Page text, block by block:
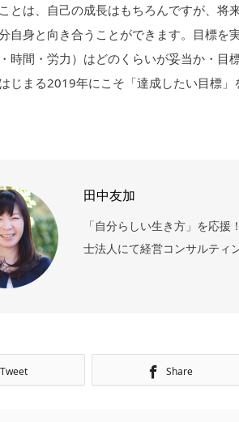
とは、自己の成長はもちろんですが、
自身と向き合うことができます。目標を
時間・労力）はどのくらいが妥当か・
じまる2019年にこそ「達成したい目標」
田中友加
「自分らしい生き方」を応
士法人にて経営コンサルティ
Tweet Share